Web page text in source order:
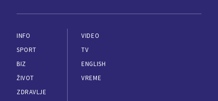
INFO
SPORT
BIZ
ŽIVOT
ZDRAVLJE
VIDEO
TV
ENGLISH
VREME